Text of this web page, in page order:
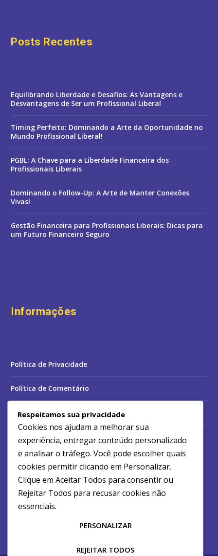
Posts Recentes
Equilibrando Liberdade e Desafios: As Vantagens e
Desvantagens de Ser um Profissional Liberal
Timing Perfeito: Dominando a Arte da Oportunidade no
Mundo Profissional Liberal!
PGBL: A Chave para a Liberdade Financeira dos
Profissionais Liberais
Dominando o Follow-Up: A Arte de Manter Conexões
Vivas!
Gestão Financeira para Profissionais Liberais: Dicas para
um Futuro Financeiro Seguro
Informações
Política de Privacidade
Política de Comentário
Termos e Condições
Política de Cookies
Contato
Respeitamos sua privacidade
Cookies nos ajudam a melhorar sua
experiência, entregar conteúdo personalizado
e analisar o tráfego. Você pode escolher quais
cookies permitir clicando em Personalizar.
Clique em Aceitar Todos para consentir ou
Rejeitar Todos para recusar cookies não
essenciais.
PERSONALIZAR
REJEITAR TODOS